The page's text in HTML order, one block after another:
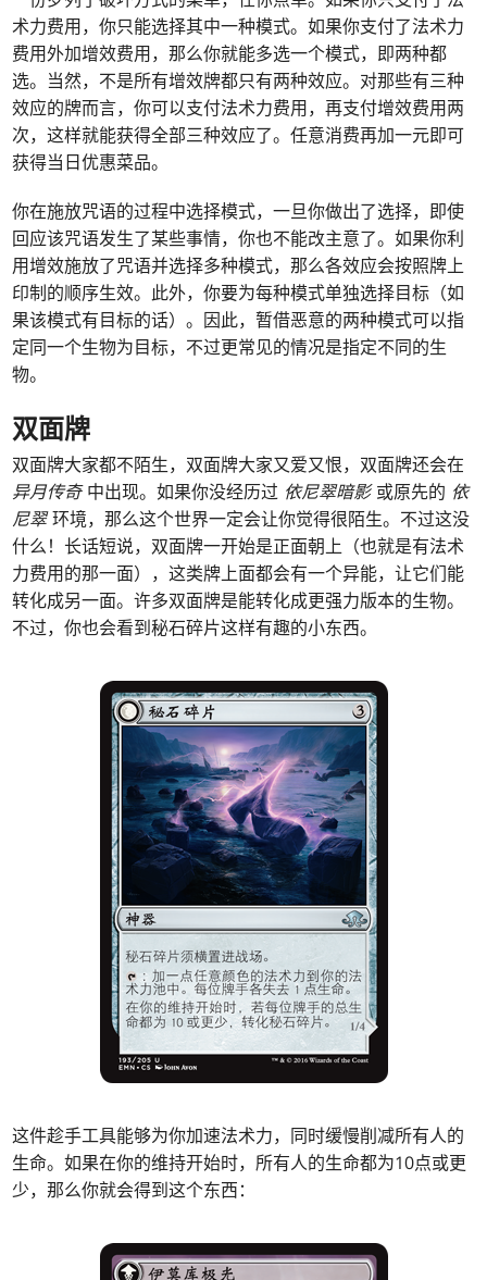
术力费用，你只能选择其中一种模式。如果你支付了法术力
费用外加增效费用，那么你就能多选一个模式，即两种都
选。当然，不是所有增效牌都只有两种效应。对那些有三种
效应的牌而言，你可以支付法术力费用，再支付增效费用两
次，这样就能获得全部三种效应了。任意消费再加一元即可
获得当日优惠菜品。
你在施放咒语的过程中选择模式，一旦你做出了选择，即使
回应该咒语发生了某些事情，你也不能改主意了。如果你利
用增效施放了咒语并选择多种模式，那么各效应会按照牌上
印制的顺序生效。此外，你要为每种模式单独选择目标（如
果该模式有目标的话）。因此，暂借恶意的两种模式可以指
定同一个生物为目标，不过更常见的情况是指定不同的生
物。
双面牌
双面牌大家都不陌生，双面牌大家又爱又恨，双面牌还会在
异月传奇中出现。如果你没经历过 依尼翠暗影或原先的 依
尼翠环境，那么这个世界一定会让你觉得很陌生。不过这没
什么！长话短说，双面牌一开始是正面朝上（也就是有法术
力费用的那一面），这类牌上面都会有一个异能，让它们能
转化成另一面。许多双面牌是能转化成更强力版本的生物。
不过，你也会看到秘石碎片这样有趣的小东西。
这件趁手工具能够为你加速法术力，同时缓慢削减所有人的
生命。如果在你的维持开始时，所有人的生命都为10点或更
少，那么你就会得到这个东西：